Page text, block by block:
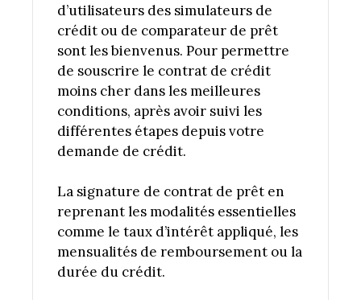
d’utilisateurs des simulateurs de
crédit ou de comparateur de prêt
sont les bienvenus. Pour permettre
de souscrire le contrat de crédit
moins cher dans les meilleures
conditions, après avoir suivi les
différentes étapes depuis votre
demande de crédit.
La signature de contrat de prêt en
reprenant les modalités essentielles
comme le taux d’intérêt appliqué, les
mensualités de remboursement ou la
durée du crédit.